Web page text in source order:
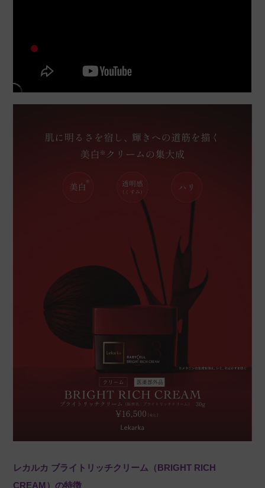
レカルカ ブライトリッチクリーム（BRIGHT RICH
CREAM）の特徴